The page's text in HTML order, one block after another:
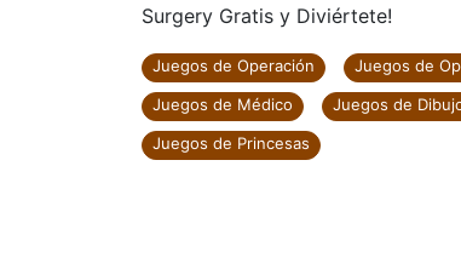
Surgery Gratis y Diviértete!
Juegos de Operación Juegos de
Juegos de Médico
Juegos de
Juegos de Princesas